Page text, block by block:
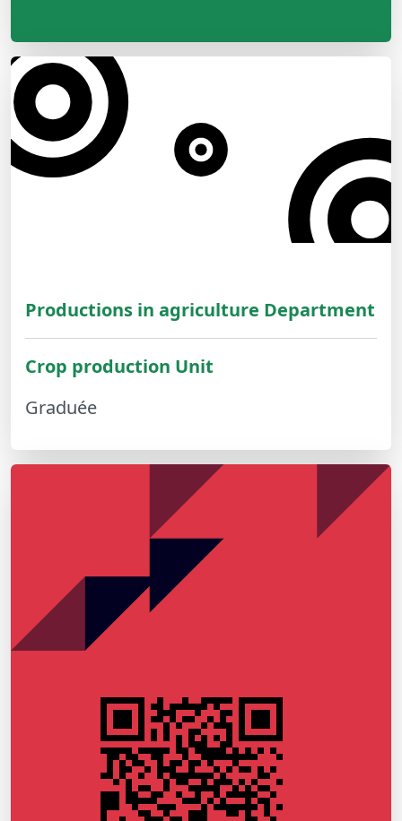
Productions in agriculture Department
Crop production Unit
Graduée